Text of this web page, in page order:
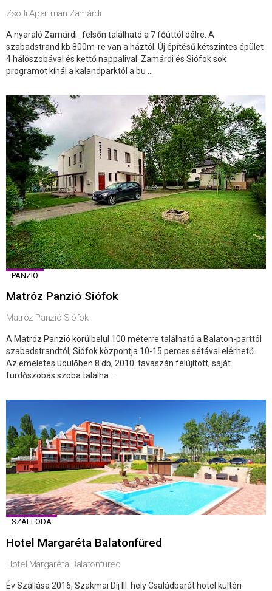
Zsolti Apartman Zamárdi
A nyaraló Zamárdi_felsőn található a 7 főúttól délre. A
szabadstrand kb 800m-re van a háztól. Új építésű kétszintes épület
4 hálószobával és kettő nappalival. Zamárdi és Siófok sok
programot kínál a kalandparktól a bu ...
PANZIÓ
Matróz Panzió Siófok
Matróz Panzió Siófok
A Matróz Panzió körülbelül 100 méterre található a Balaton-parttól
szabadstrandtól, Siófok központja 10-15 perces sétával elérhető.
Az emeletes üdülőben 8 db, 2010. tavaszán felújított, saját
fürdőszobás szoba találha ...
SZÁLLODA
Hotel Margaréta Balatonfüred
Hotel Margaréta Balatonfüred
Év Szállása 2016, Szakmai Díj III. hely Családbarát hotel kültéri